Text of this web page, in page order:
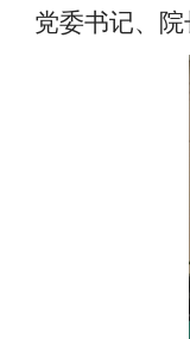
党委书记、